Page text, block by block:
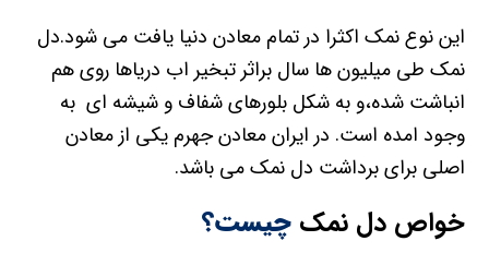
این نوع نمک اکثرا در تمام معادن دنیا یافت می شود.دل
نمک طی میلیون ها سال براثر تبخیر اب دریاها روی هم
انباشت شده،و به شکل بلورهای شفاف و شیشه ای به
وجود امده است. در ایران معادن جهرم یکی از معادن
اصلی برای برداشت دل نمک می باشد.
خواص دل نمک چیست؟